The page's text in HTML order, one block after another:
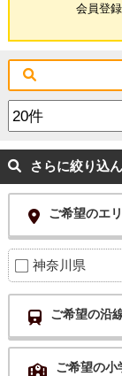
会員登
さらに絞り込
ご希望のエ
神奈川県
ご希望の沿
ご希望の小